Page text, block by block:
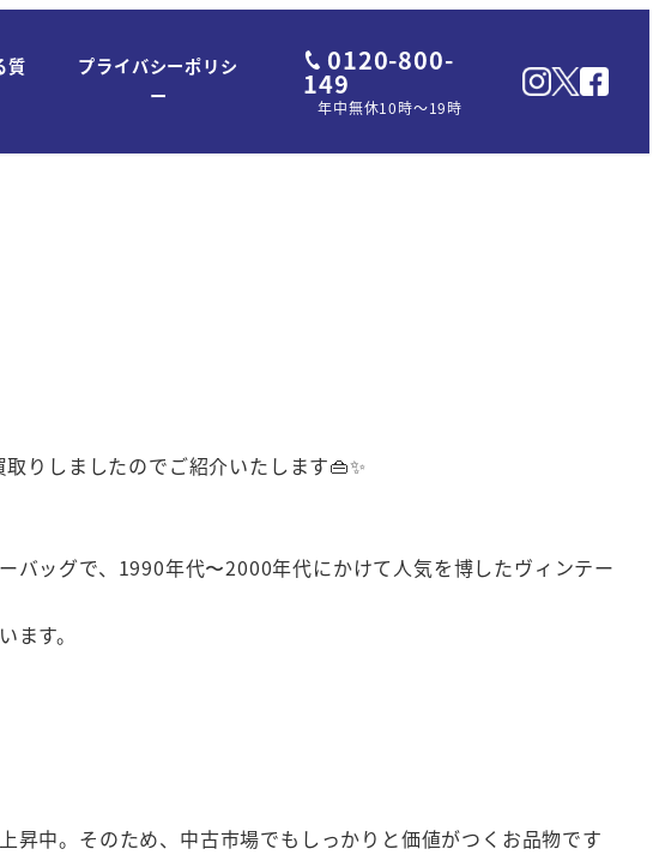
質
プライバシーポリシ
ー
0120-800-
149
年中無休10時～19時
取りしましたのでご紹介いたします👜✨
バッグで、1990年代〜2000年代にかけて人気を博したヴィンテー
す。
中。そのため、中古市場でもしっかりと価値がつくお品物です